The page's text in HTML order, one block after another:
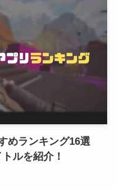
めランキング16選
ルを紹介！